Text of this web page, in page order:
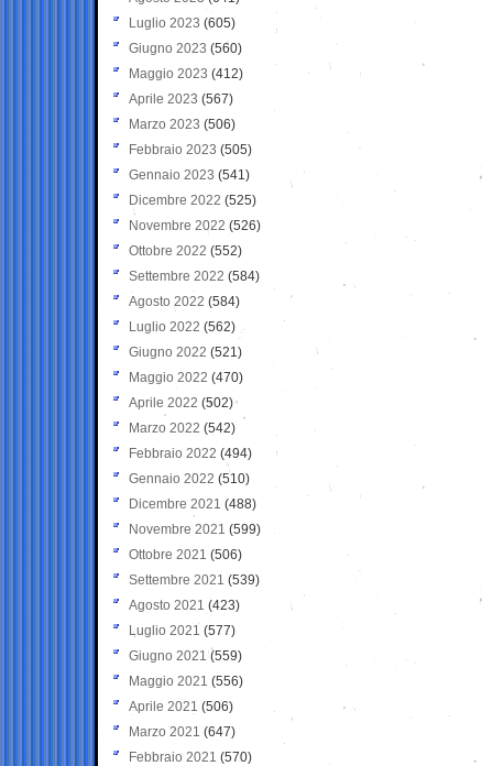
Luglio 2023 (605)
Giugno 2023 (560)
Maggio 2023 (412)
Aprile 2023 (567)
Marzo 2023 (506)
Febbraio 2023 (505)
Gennaio 2023 (541)
Dicembre 2022 (525)
Novembre 2022 (526)
Ottobre 2022 (552)
Settembre 2022 (584)
Agosto 2022 (584)
Luglio 2022 (562)
Giugno 2022 (521)
Maggio 2022 (470)
Aprile 2022 (502)
Marzo 2022 (542)
Febbraio 2022 (494)
Gennaio 2022 (510)
Dicembre 2021 (488)
Novembre 2021 (599)
Ottobre 2021 (506)
Settembre 2021 (539)
Agosto 2021 (423)
Luglio 2021 (577)
Giugno 2021(559)
Maggio 2021 (556)
Aprile 2021 (506)
Marzo 2021 (647)
Febbraio 2021 (570)